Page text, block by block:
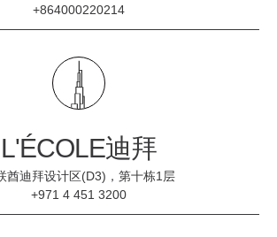
+864000220214
L'ÉCOLE迪拜
酋迪拜设计区(D3)，第十栋1层
+971 4 451 3200